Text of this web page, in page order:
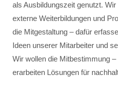
als Ausbildungszeit genutzt.
externe Weiterbildungen und
die Mitgestaltung – dafür
Ideen unserer Mitarbeiter und
Wir wollen die Mitbestimmung
erarbeiten Lösungen für